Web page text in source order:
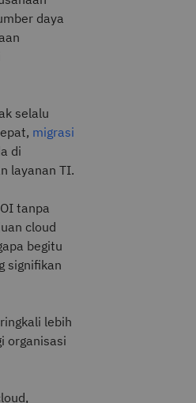
daya
selalu
migrasi
di
layanan TI.
tanpa
cloud
begitu
signifikan
lebih
organisasi